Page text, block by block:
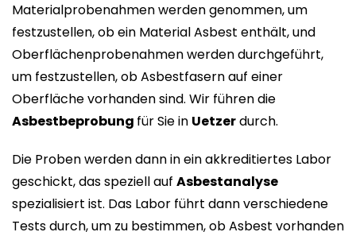
Materialprobenahmen werden genommen, um
festzustellen, ob ein Material Asbest enthält, und
Oberflächenprobenahmen werden durchgeführt,
um festzustellen, ob Asbestfasern auf einer
Oberfläche vorhanden sind. Wir führen die
Asbestbeprobung für Sie in Uetzerdurch.
Die Proben werden dann in ein akkreditiertes Labor
geschickt, das speziell auf Asbestanalyse
spezialisiert ist. Das Labor führt dann verschiedene
Tests durch, um zu bestimmen, ob Asbest vorhanden